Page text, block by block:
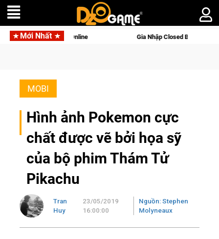
Mới Nhất Gia Nhập Closed Beta Norse Saga: Cửu Giới Thức Tỉnh,
MOBI
Hình ảnh Pokemon cực
chất được vẽ bởi họa sỹ
của bộ phim Thám Tử
Pikachu
Tran
Huy
23/05/2019
16:00:00
Nguồn: Stephen
Molyneaux